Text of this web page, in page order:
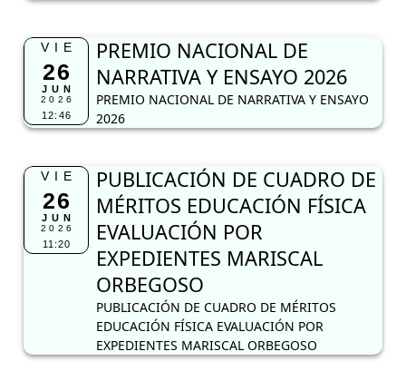
VIE
26
JUN
2026
12:46
PREMIO NACIONAL DE
NARRATIVA Y ENSAYO 2026
PREMIO NACIONAL DE NARRATIVA Y ENSAYO
2026
VIE
26
JUN
2026
11:20
PUBLICACIÓN DE CUADRO DE
MÉRITOS EDUCACIÓN FÍSICA
EVALUACIÓN POR
EXPEDIENTES MARISCAL
ORBEGOSO
PUBLICACIÓN DE CUADRO DE MÉRITOS
EDUCACIÓN FÍSICA EVALUACIÓN POR
EXPEDIENTES MARISCAL ORBEGOSO